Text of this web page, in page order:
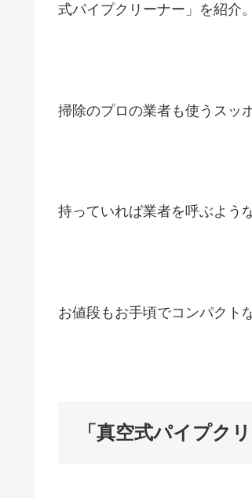
式パイプクリーナー」を紹介。
掃除のプロの業者も使うスッ
持っていれば業者を呼ぶよう
お値段もお手頃でコンパクト
「真空式パイプク